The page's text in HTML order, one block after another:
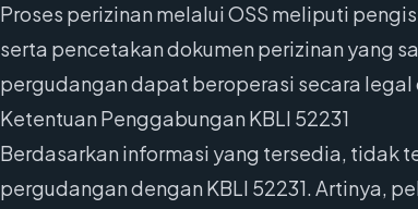
Proses perizinan melalui OSS meliputi
serta pencetakan dokumen perizinan yang
pergudangan dapat beroperasi secara
Ketentuan Penggabungan KBLI 52231
Berdasarkan informasi yang tersedia, tidak
pergudangan dengan KBLI 52231. Artinya,